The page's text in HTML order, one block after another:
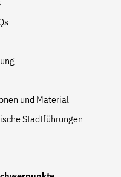
und Material
Stadtführungen